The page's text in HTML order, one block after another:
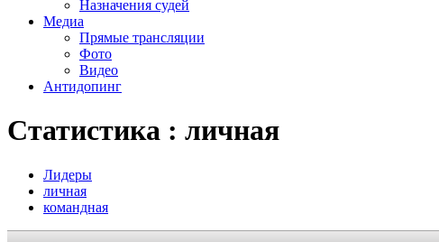
Назначения судей
Медиа
Прямые трансляции
Фото
Видео
Антидопинг
Статистика : личная
Лидеры
личная
командная